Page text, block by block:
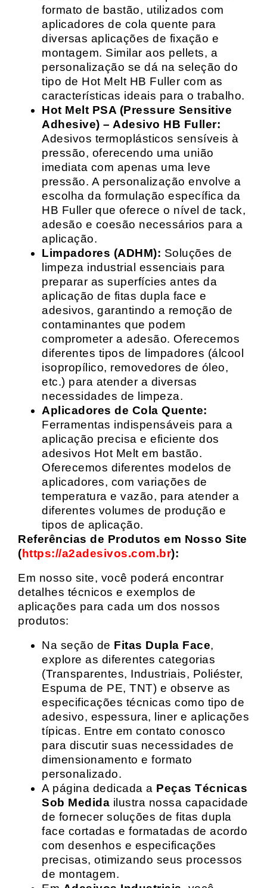
formato de bastão, utilizados com
aplicadores de cola quente para
diversas aplicações de fixação e
montagem. Similar aos pellets, a
personalização se dá na seleção do
tipo de Hot Melt HB Fuller com as
características ideais para o trabalho.
Hot Melt PSA (Pressure Sensitive
Adhesive) – Adesivo HB Fuller:
Adesivos termoplásticos sensíveis à
pressão, oferecendo uma união
imediata com apenas uma leve
pressão. A personalização envolve a
escolha da formulação específica da
HB Fuller que oferece o nível de tack,
adesão e coesão necessários para a
aplicação.
Limpadores (ADHM): Soluções de
limpeza industrial essenciais para
preparar as superfícies antes da
aplicação de fitas dupla face e
adesivos, garantindo a remoção de
contaminantes que podem
comprometer a adesão. Oferecemos
diferentes tipos de limpadores (álcool
isopropílico, removedores de óleo,
etc.) para atender a diversas
necessidades de limpeza.
Aplicadores de Cola Quente:
Ferramentas indispensáveis para a
aplicação precisa e eficiente dos
adesivos Hot Melt em bastão.
Oferecemos diferentes modelos de
aplicadores, com variações de
temperatura e vazão, para atender a
diferentes volumes de produção e
tipos de aplicação.
Referências de Produtos em Nosso Site
(https://a2adesivos.com.br):
Em nosso site, você poderá encontrar
detalhes técnicos e exemplos de
aplicações para cada um dos nossos
produtos:
Na seção de Fitas Dupla Face,
explore as diferentes categorias
(Transparentes, Industriais, Poliéster,
Espuma de PE, TNT) e observe as
especificações técnicas como tipo de
adesivo, espessura, liner e aplicações
típicas. Entre em contato conosco
para discutir suas necessidades de
dimensionamento e formato
personalizado.
A página dedicada a Peças Técnicas
Sob Medida ilustra nossa capacidade
de fornecer soluções de fitas dupla
face cortadas e formatadas de acordo
com desenhos e especificações
precisas, otimizando seus processos
de montagem.